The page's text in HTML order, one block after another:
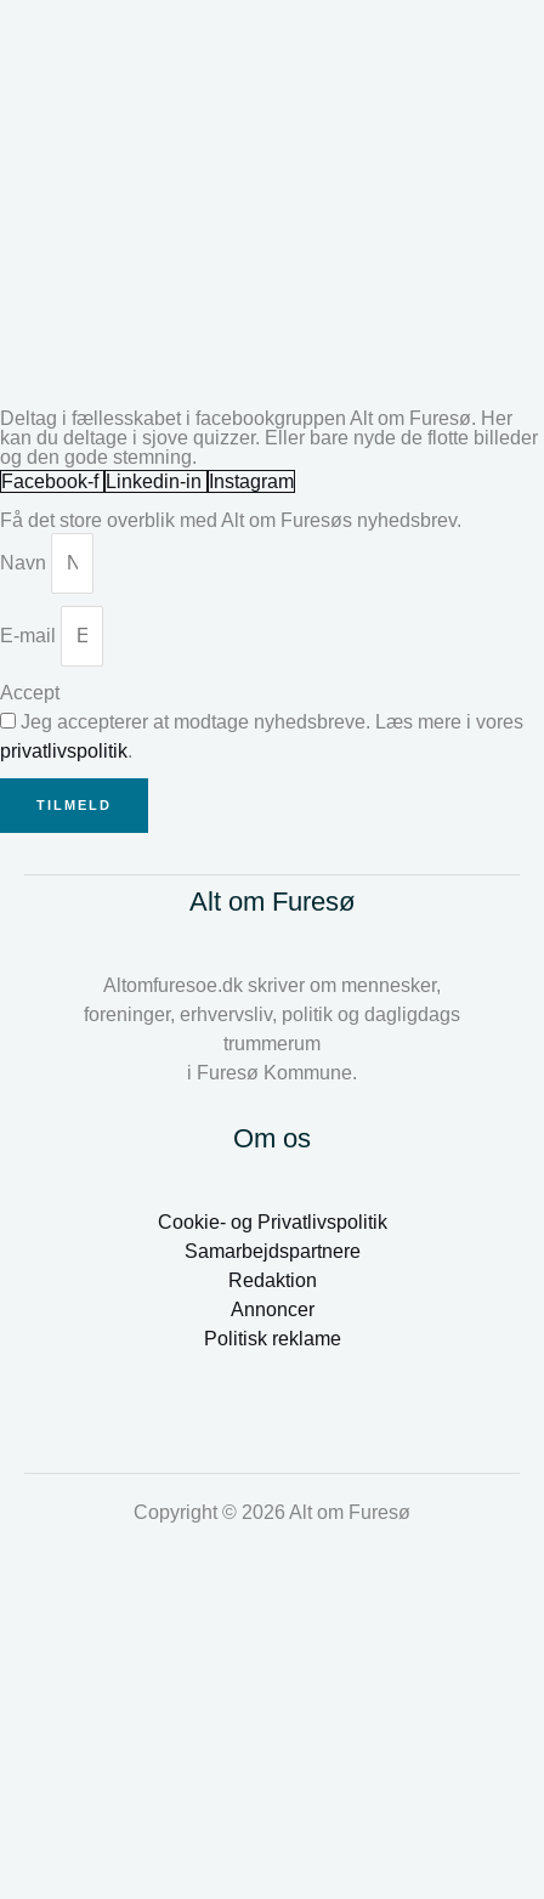
Deltag i fællesskabet i facebookgruppen Alt om Furesø. Her
kan du deltage i sjove quizzer. Eller bare nyde de flotte billeder
og den gode stemning.
Facebook-f Linkedin-in
Instagram
Få det store overblik med Alt om Furesøs nyhedsbrev.
Navn
E-mail
Accept
Jeg accepterer at modtage nyhedsbreve. Læs mere i vores
privatlivspolitik.
TILMELD
Alt om Furesø
Altomfuresoe.dk skriver om mennesker,
foreninger, erhvervsliv, politik og dagligdags
trummerum
i Furesø Kommune.
Om os
Cookie- og Privatlivspolitik
Samarbejdspartnere
Redaktion
Annoncer
Politisk reklame
Copyright © 2026 Alt om Furesø